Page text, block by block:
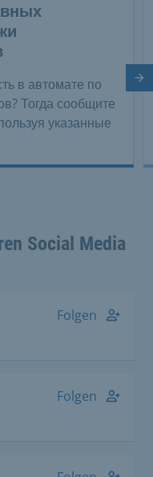
в автомате по
Тогда сообщите
указанные
Social Media
Folgen
Folgen